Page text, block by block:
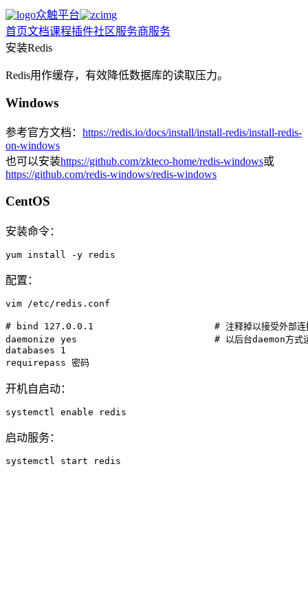
众触平台
首页文档课程插件社区服务商服务
安装Redis
Redis用作缓存，有效降低数据库的读取压力。
Windows
参考官方文档： https://redis.io/docs/install/install-redis/install-redis-
on-windows
也可以安装https://github.com/zkteco-home/redis-windows或
https://github.com/redis-windows/redis-windows
CentOS
安装命令：
yum install -y redis
配置：
vim /etc/redis.conf
# bind 127.0.0.1                      # 注释掉以接受外部连
daemonize yes                         # 以后台daemon方式
databases 1
requirepass 密码
开机自启动：
systemctl enable redis
启动服务：
systemctl start redis